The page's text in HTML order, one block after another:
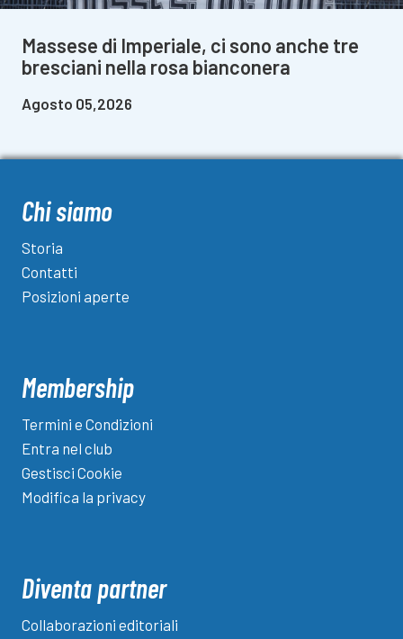
Massese di Imperiale, ci sono anche tre
bresciani nella rosa bianconera
Agosto 05,2026
Chi siamo
Storia
Contatti
Posizioni aperte
Membership
Termini e Condizioni
Entra nel club
Gestisci Cookie
Modifica la privacy
Diventa partner
Collaborazioni editoriali